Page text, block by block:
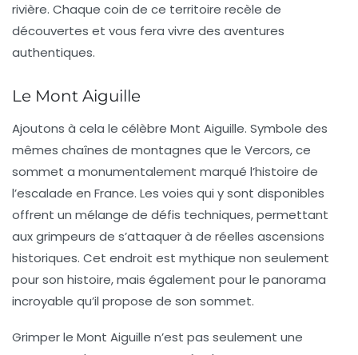
rivière. Chaque coin de ce territoire recèle de
découvertes et vous fera vivre des aventures
authentiques.
Le Mont Aiguille
Ajoutons à cela le célèbre Mont Aiguille. Symbole des
mêmes chaînes de montagnes que le Vercors, ce
sommet a monumentalement marqué l’histoire de
l’escalade en France. Les voies qui y sont disponibles
offrent un mélange de défis techniques, permettant
aux grimpeurs de s’attaquer à de réelles ascensions
historiques. Cet endroit est mythique non seulement
pour son histoire, mais également pour le panorama
incroyable qu’il propose de son sommet.
Grimper le Mont Aiguille n’est pas seulement une